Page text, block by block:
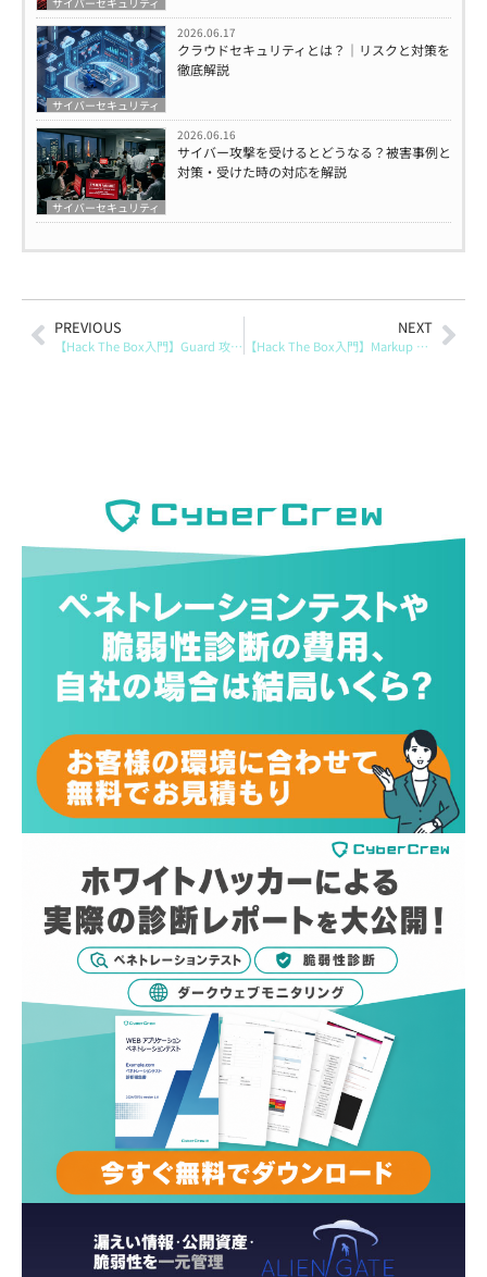
サイバーセキュリティ
2026.06.17
クラウドセキュリティとは？｜リスクと対策を
徹底解説
サイバーセキュリティ
2026.06.16
サイバー攻撃を受けるとどうなる？被害事例と
対策・受けた時の対応を解説
PREVIOUS
【Hack The Box入門】Guard 攻略ガイド（Starting Point）
NEXT
【Hack The Box入門】Markup 攻略ガイド（Starting Point）